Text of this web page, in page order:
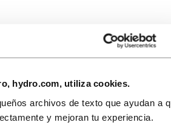
hydro.com, utiliza cookies.
archivos de texto que ayudan a
y mejoran tu experiencia.